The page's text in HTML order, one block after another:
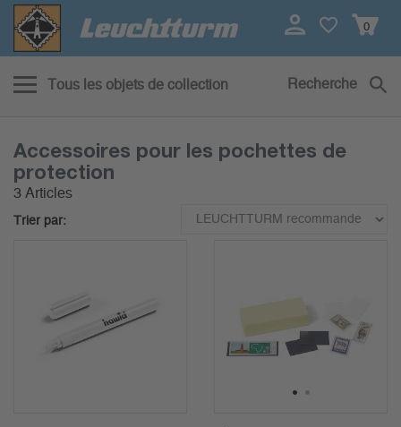
0
Tous les objets de collection Recherche
Accessoires pour les pochettes de
protection
3 Articles
Trier par:
1 2